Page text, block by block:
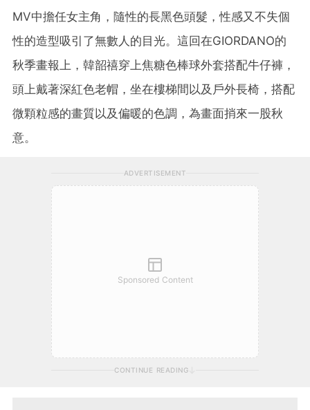
MV中擔任女主角，隨性的長黑色頭髮，性感又不失個
性的造型吸引了無數人的目光。這回在GIORDANO的
秋季畫報上，韓韶禧穿上焦糖色棒球外套搭配牛仔褲，
頭上戴著深紅色老帽，坐在樓梯間以及戶外長椅，搭配
微顆粒感的畫質以及偏暖的色調，為畫面捎來一股秋
意。
ADVERTISEMENT
Sponsored Content
CONTINUE READING